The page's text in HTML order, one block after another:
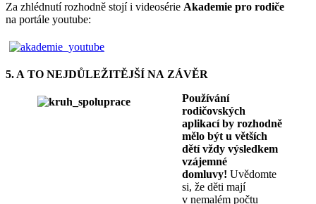
Za zhlédnutí rozhodně stojí i videosérie Akademie pro rodiče
na portále youtube:
5. A TO NEJDŮLEŽITĚJŠÍ NA ZÁVĚR
Používání
rodičovských
aplikací by rozhodně
mělo být u větších
dětí vždy výsledkem
vzájemné
domluvy! Uvědomte
si, že děti mají
v nemalém počtu